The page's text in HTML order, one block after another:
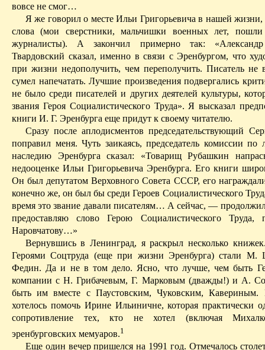
вовсе не смог…
Я же говорил о месте Ильи Григорьевича в нашей жизни,
слова (мои сверстники, мальчишки военных лет,
журналисты). А закончил примерно так:
Твардовский сказал, именно в связи с Эренбургом, что
при жизни недополучить, чем переполучить. Писатель не
сумел напечатать. Лучшие произведения подвергались
не было среди писателей и других деятелей культуры,
звания Героя Социалистического Труда». Я высказал
книги И. Г. Эренбурга еще придут к своему читателю.
Сразу после аплодисментов председательствующий
поправил меня. Чуть заикаясь, председатель комиссии по
наследию Эренбурга сказал: «Товарищ Рубашкин
недооценке Ильи Григорьевича Эренбурга. Его книги
Он был депутатом Верховного Совета СССР, его
конечно же, он был бы среди Героев Социалистического
время это звание давали писателям… А сейчас, —
предоставляю слово Герою Социалистического Труда,
Наровчатову…»
Вернувшись в Ленинград, я раскрыл несколько
ГероямиСоцтруда (еще при жизни Эренбурга) стали
Федин. Да и не в том дело. Ясно, что лучше, чем быть
компании с Н.Грибачевым, Г. Марковым (дважды!) и А.
быть им вместе с Паустовским, Чуковским, Кавериным.
хотелось помочь Ирине Ильиничне, которая практически
сопротивление тех, кто не хотел (включая
эренбурговских мемуаров.1
Еще один вечер пришелся на 1991 год. Отмечалось